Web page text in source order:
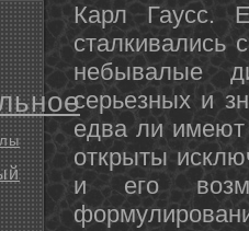
Карл Гаусс.
сталкивались
небывалые
серьезных и
едва ли
открыты
и его